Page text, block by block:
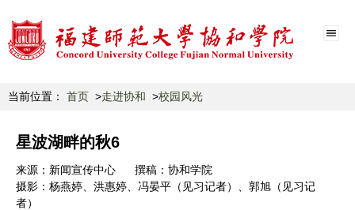
当前位置： 首页 走进协和 校园风光
星波湖畔的秋6
来源： 新闻宣传中心 撰稿： 协和学院
摄影： 杨燕婷、洪惠婷、冯晏平（见习记者）、郭旭（见习记
者）